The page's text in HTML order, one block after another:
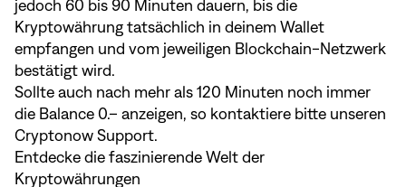
jedoch 60 bis 90 Minuten dauern, bis die
Kryptowährung tatsächlich in deinem Wallet
empfangen und vom jeweiligen Blockchain-Netzwerk
bestätigt wird.
Sollte auch nach mehr als 120 Minuten noch immer
die Balance 0.– anzeigen, so kontaktiere bitte unseren
Cryptonow Support.
Entdecke die faszinierende Welt der
Kryptowährungen